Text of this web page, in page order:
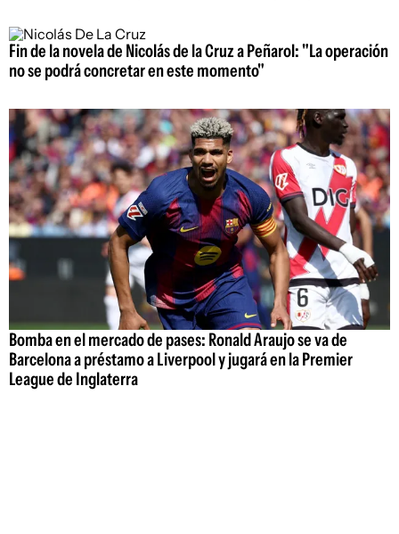
Fin de la novela de Nicolás de la Cruz a Peñarol: "La operación
no se podrá concretar en este momento"
Bomba en el mercado de pases: Ronald Araujo se va de
Barcelona a préstamo a Liverpool y jugará en la Premier
League de Inglaterra